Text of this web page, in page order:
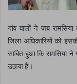
गांव वालों ने जब
जिला अधिकारियों को
साबित हुआ कि रामसिया
उठाया है।